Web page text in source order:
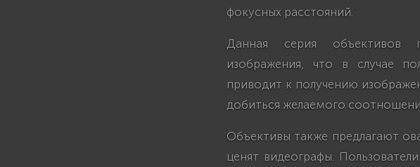
фокусных расстояний.
Данная серия объективов
изображения, что в случае
приводит к получению
добиться желаемого
Объективы также предлагают
ценят видеографы.